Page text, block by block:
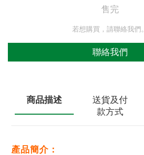
售完
若想購買，請聯絡我們。
聯絡我們
商品描述
送貨及付
款方式
產品簡介：